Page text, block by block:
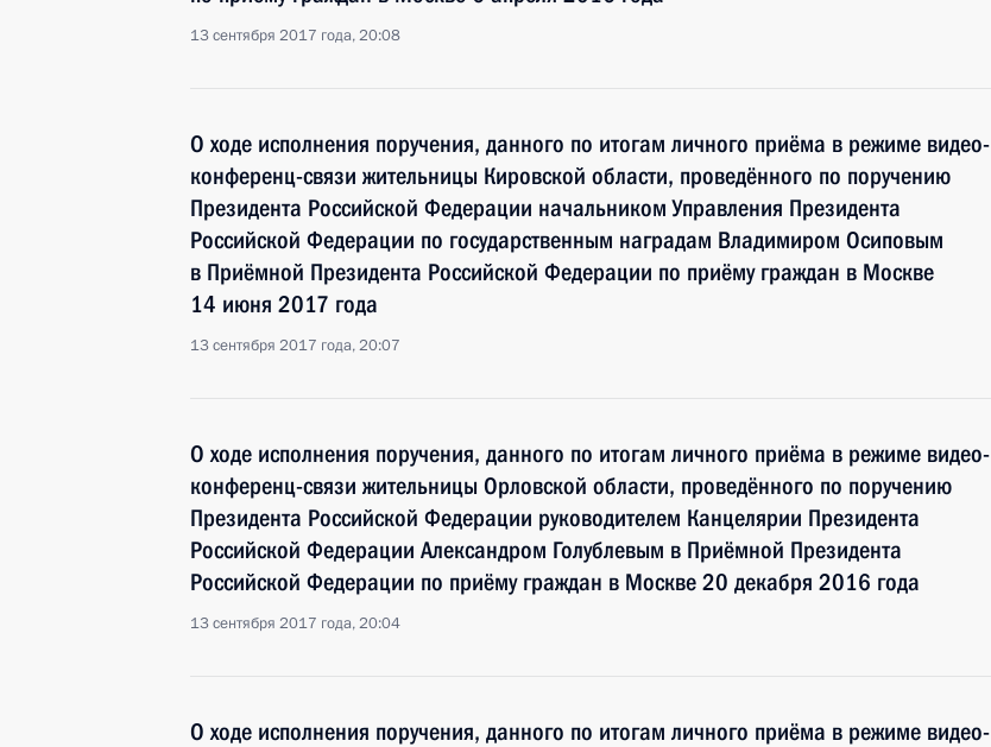
13 сентября 2017 года, 20:08
О ходе исполнения поручения, данного по итогам личного приёма в режиме видео-
конференц-связи жительницы Кировской области, проведённого по поручению
Президента Российской Федерации начальником Управления Президента
Российской Федерации по государственным наградам Владимиром Осиповым
в Приёмной Президента Российской Федерации по приёму граждан в Москве
14 июня 2017 года
13 сентября 2017 года, 20:07
О ходе исполнения поручения, данного по итогам личного приёма в режиме видео-
конференц-связи жительницы Орловской области, проведённого по поручению
Президента Российской Федерации руководителем Канцелярии Президента
Российской Федерации Александром Голублевым в Приёмной Президента
Российской Федерации по приёму граждан в Москве 20 декабря 2016 года
13 сентября 2017 года, 20:04
О ходе исполнения поручения, данного по итогам личного приёма в режиме видео-